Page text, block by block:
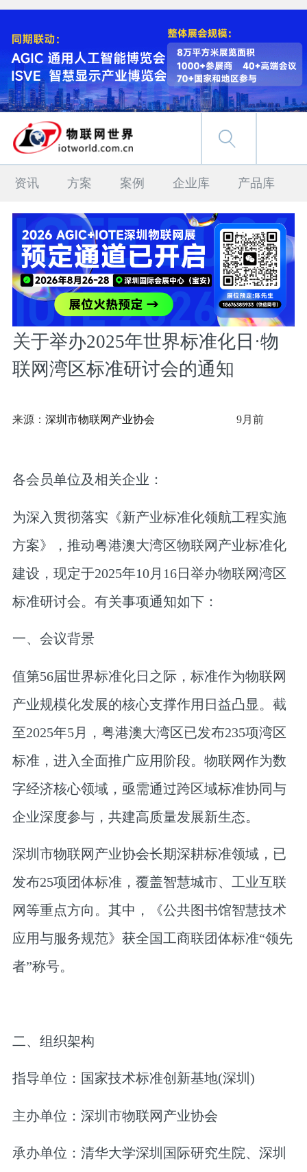
资讯 方案 案例 企业库 产品库
关于举办2025年世界标准化日·物
联网湾区标准研讨会的通知
来源： 深圳市物联网产业协会 9月前
各会员单位及相关企业：
为深入贯彻落实《新产业标准化领航工程实施
方案》，推动粤港澳大湾区物联网产业标准化
建设，现定于2025年10月16日举办物联网湾区
标准研讨会。有关事项通知如下：
一、会议背景
值第56届世界标准化日之际，标准作为物联网
产业规模化发展的核心支撑作用日益凸显。截
至2025年5月，粤港澳大湾区已发布235项湾区
标准，进入全面推广应用阶段。物联网作为数
字经济核心领域，亟需通过跨区域标准协同与
企业深度参与，共建高质量发展新生态。
深圳市物联网产业协会长期深耕标准领域，已
发布25项团体标准，覆盖智慧城市、工业互联
网等重点方向。其中，《公共图书馆智慧技术
应用与服务规范》获全国工商联团体标准“领先
者”称号。
二、组织架构
指导单位：国家技术标准创新基地(深圳)
主办单位：深圳市物联网产业协会
承办单位：清华大学深圳国际研究生院、深圳